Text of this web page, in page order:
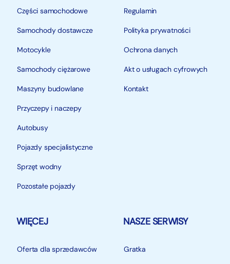
Części samochodowe
Samochody dostawcze
Motocykle
Samochody ciężarowe
Maszyny budowlane
Przyczepy i naczepy
Autobusy
Pojazdy specjalistyczne
Sprzęt wodny
Pozostałe pojazdy
Regulamin
Polityka prywatności
Ochrona danych
Akt o usługach cyfrowych
Kontakt
WIĘCEJ
Oferta dla sprzedawców
NASZE SERWISY
Gratka